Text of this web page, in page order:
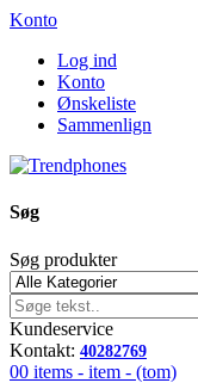
Konto
Log ind
Konto
Ønskeliste
Sammenlign
Søg
Søg produkter
Kundeservice
Kontakt: 40282769
00 items - item - (tom)